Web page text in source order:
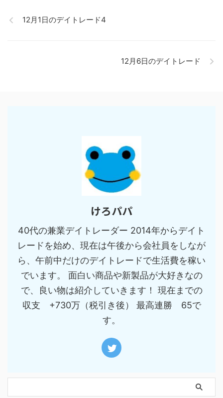
12月1日のデイトレード4
12月6日のデイトレード
けろパパ
40代の兼業デイトレーダー 2014年からデイト
レードを始め、現在は午後から会社員をしなが
ら、午前中だけのデイトレードで生活費を稼い
でいます。 面白い商品や新製品が大好きなの
で、良い物は紹介していきます！ 現在までの
収支 +730万（税引き後） 最高連勝 65で
す。